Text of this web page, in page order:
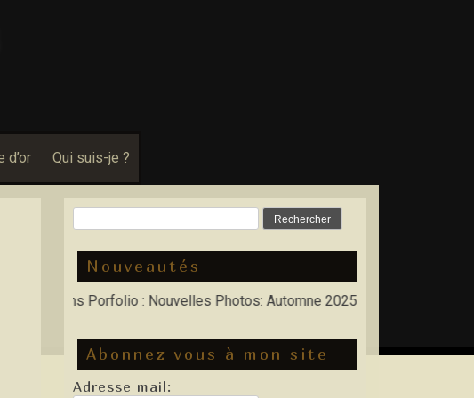
d’or Qui suis-je ?
Nouveautés
Dans Porfolio : Nouvelles Photos: Automne 2025, Hiver 2026
Abonnez vous à mon site
Adresse mail: